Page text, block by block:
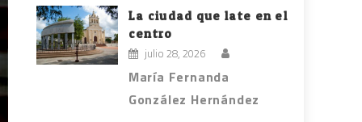
La ciudad que late en el
centro
julio 28, 2026
María Fernanda
González Hernández